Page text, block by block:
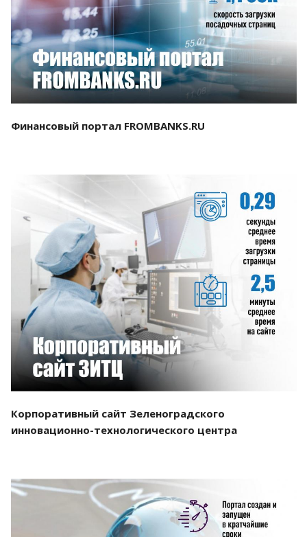
Смотреть проект
Финансовый портал FROMBANKS.RU
Смотреть проект
Корпоративный сайт Зеленоградского
инновационно-технологического центра